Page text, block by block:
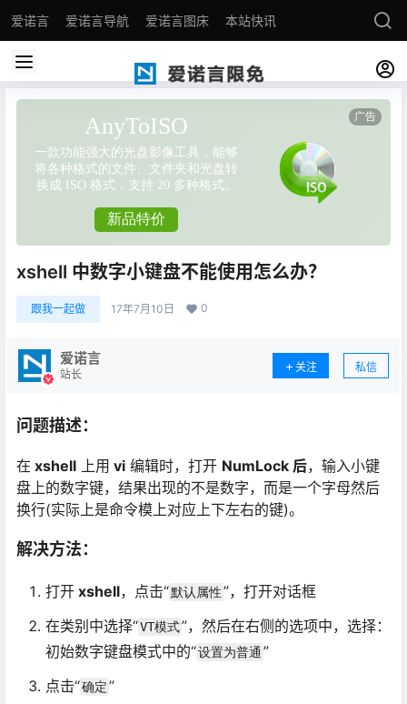
爱诺言 爱诺言导航 爱诺言图床 本站快讯
xshell 中数字小键盘不能使用怎么办？
跟我一起做 17年7月10日 0
爱诺言
站长
关注 私信
问题描述：
在 xshell 上用 vi 编辑时，打开 NumLock 后，输入小键
盘上的数字键，结果出现的不是数字，而是一个字母然后
换行(实际上是命令模上对应上下左右的键)。
解决方法：
打开 xshell，点击“默认属性”，打开对话框
在类别中选择“VT模式”，然后在右侧的选项中，选择：
初始数字键盘模式中的“设置为普通 ”
点击“确定”